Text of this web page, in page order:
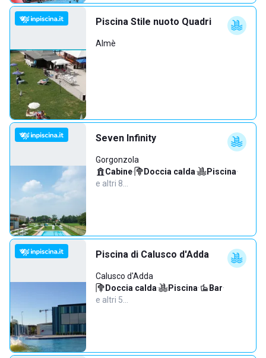
Piscina Stile nuoto Quadri
Almè
Seven Infinity
Gorgonzola
Cabine· Doccia calda· Piscina·
e altri 8…
Piscina di Calusco d'Adda
Calusco d'Adda
Doccia calda· Piscina· Bar·
e altri 5…